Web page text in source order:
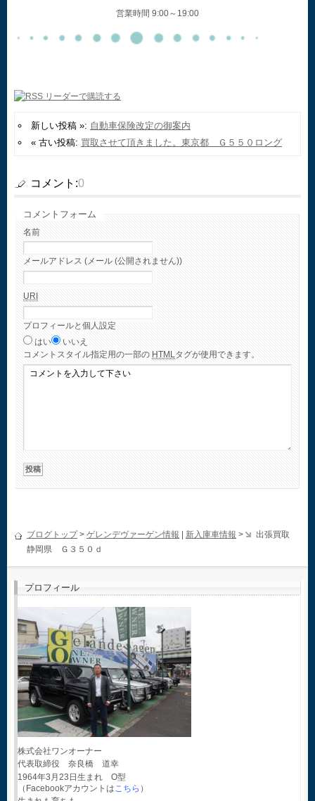
営業時間 9:00～19:00
新しい投稿 »: 自動車保険改定の御案内
« 古い投稿: 買取させて頂きました。東京都 Ｇ５５０ロング
コメント:0
コメントフォーム
名前
メールアドレス (メール (公開されません))
URI
プロフィールと個人設定
はい
いいえ
コメント スタイル指定用の一部の HTMLタグが使用できます。
ブログトップ> ゲレンデヴァーゲン情報 新入庫車情報 >
出張買取
静岡県 Ｇ３５０ｄ
プロフィール
株式会社ワンオーナー
代表取締役 奈良橋 道幸
1964年3月23日生まれ O型
（Facebookアカウントはこちら ）